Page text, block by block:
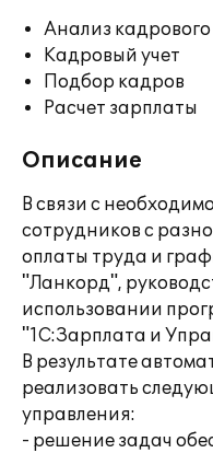
Анализ кадрового
Кадровый учет
Подбор кадров
Расчет зарплаты
Описание
В связи с
сотрудников с
оплаты труда и
"Ланкорд",
использовании
"1С:Зарплата и
В результате
реализовать
управления:
- решение задач